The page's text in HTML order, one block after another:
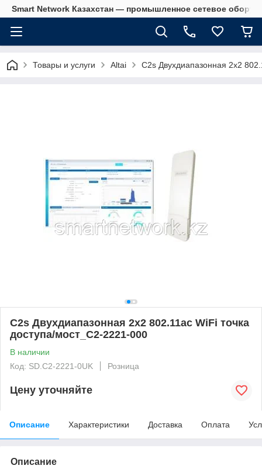
Smart Network Казахстан — промышленное сетевое
Товары и услуги Altai C2s Двухдиапазонная 2x2
C2s Двухдиапазонная 2x2 802.11ac WiFi точка
доступа/мост_C2-2221-000
В наличии
Код: SD.C2-2221-0UK
Розница
Цену уточняйте
Описание Характеристики Доставка Оплата
Описание